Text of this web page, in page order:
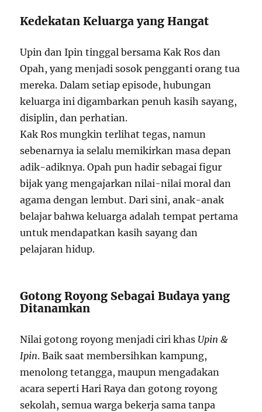
Kedekatan Keluarga yang Hangat
Upin dan Ipin tinggal bersama Kak Ros dan
Opah, yang menjadi sosok pengganti orang tua
mereka. Dalam setiap episode, hubungan
keluarga ini digambarkan penuh kasih sayang,
disiplin, dan perhatian.
Kak Ros mungkin terlihat tegas, namun
sebenarnya ia selalu memikirkan masa depan
adik-adiknya. Opah pun hadir sebagai figur
bijak yang mengajarkan nilai-nilai moral dan
agama dengan lembut. Dari sini, anak-anak
belajar bahwa keluarga adalah tempat pertama
untuk mendapatkan kasih sayang dan
pelajaran hidup.
Gotong Royong Sebagai Budaya yang
Ditanamkan
Nilai gotong royong menjadi ciri khas Upin &
Ipin. Baik saat membersihkan kampung,
menolong tetangga, maupun mengadakan
acara seperti Hari Raya dan gotong royong
sekolah, semua warga bekerja sama tanpa